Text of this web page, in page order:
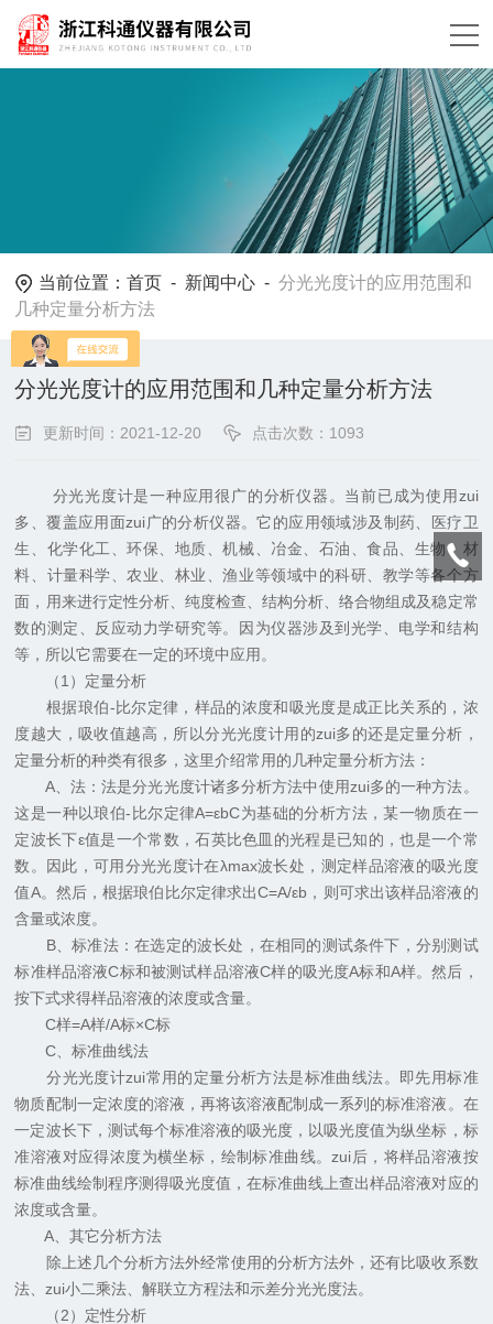
当前位置：首页 - 新闻中心 -分光光度计的应用范围和
几种定量分析方法
分光光度计的应用范围和几种定量分析方法
更新时间：2021-12-20 点击次数：1093
分光光度计是一种应用很广的分析仪器。当前已成为使用zui
多、覆盖应用面zui广的分析仪器。它的应用领域涉及制药、医疗卫
生、化学化工、环保、地质、机械、冶金、石油、食品、生物、材
料、计量科学、农业、林业、渔业等领域中的科研、教学等各个方
面，用来进行定性分析、纯度检查、结构分析、络合物组成及稳定常
数的测定、反应动力学研究等。因为仪器涉及到光学、电学和结构
等，所以它需要在一定的环境中应用。
（1）定量分析
根据琅伯-比尔定律，样品的浓度和吸光度是成正比关系的，浓
度越大，吸收值越高，所以分光光度计用的zui多的还是定量分析，
定量分析的种类有很多，这里介绍常用的几种定量分析方法：
A、法：法是分光光度计诸多分析方法中使用zui多的一种方法。
这是一种以琅伯-比尔定律A=εbC为基础的分析方法，某一物质在一
定波长下ε值是一个常数，石英比色皿的光程是已知的，也是一个常
数。因此，可用分光光度计在λmax波长处，测定样品溶液的吸光度
值A。然后，根据琅伯比尔定律求出C=A/εb，则可求出该样品溶液的
含量或浓度。
B、标准法：在选定的波长处，在相同的测试条件下，分别测试
标准样品溶液C标和被测试样品溶液C样的吸光度A标和A样。然后，
按下式求得样品溶液的浓度或含量。
C样=A样/A标×C标
C、标准曲线法
分光光度计zui常用的定量分析方法是标准曲线法。即先用标准
物质配制一定浓度的溶液，再将该溶液配制成一系列的标准溶液。在
一定波长下，测试每个标准溶液的吸光度，以吸光度值为纵坐标，标
准溶液对应得浓度为横坐标，绘制标准曲线。zui后，将样品溶液按
标准曲线绘制程序测得吸光度值，在标准曲线上查出样品溶液对应的
浓度或含量。
A、其它分析方法
除上述几个分析方法外经常使用的分析方法外，还有比吸收系数
法、zui小二乘法、解联立方程法和示差分光光度法。
（2）定性分析